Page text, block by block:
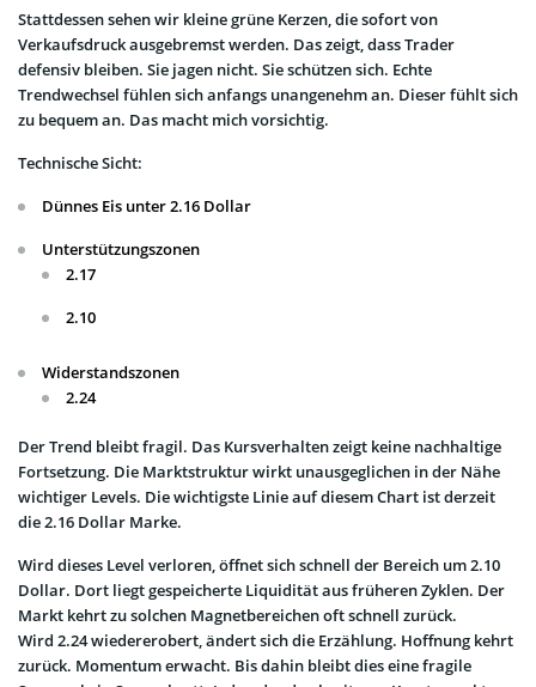
Stattdessen sehen wir kleine grüne Kerzen, die sofort von
Verkaufsdruck ausgebremst werden. Das zeigt, dass Trader
defensiv bleiben. Sie jagen nicht. Sie schützen sich. Echte
Trendwechsel fühlen sich anfangs unangenehm an. Dieser fühlt sich
zu bequem an. Das macht mich vorsichtig.
Technische Sicht:
Dünnes Eis unter 2.16 Dollar
Unterstützungszonen
2.17
2.10
Widerstandszonen
2.24
Der Trend bleibt fragil. Das Kursverhalten zeigt keine nachhaltige
Fortsetzung. Die Marktstruktur wirkt unausgeglichen in der Nähe
wichtiger Levels. Die wichtigste Linie auf diesem Chart ist derzeit
die 2.16 Dollar Marke.
Wird dieses Level verloren, öffnet sich schnell der Bereich um 2.10
Dollar. Dort liegt gespeicherte Liquidität aus früheren Zyklen. Der
Markt kehrt zu solchen Magnetbereichen oft schnell zurück.
Wird 2.24 wiedererobert, ändert sich die Erzählung. Hoffnung kehrt
zurück. Momentum erwacht. Bis dahin bleibt dies eine fragile